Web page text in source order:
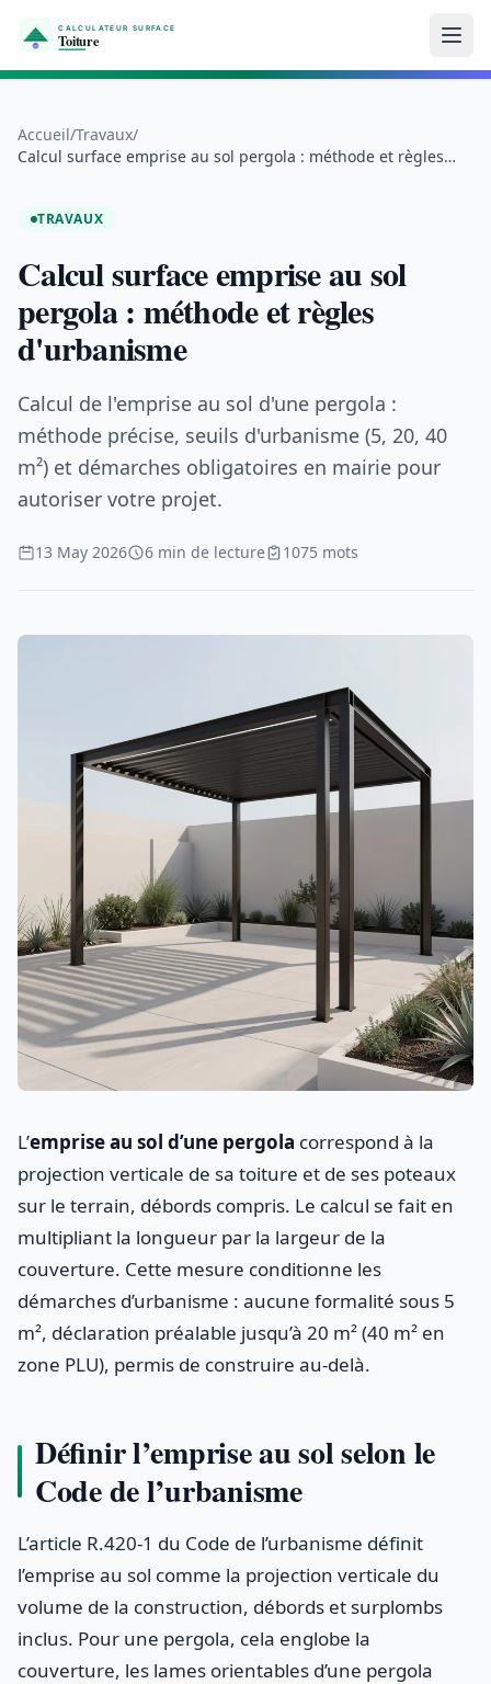
Accueil/Travaux/
Calcul surface emprise au sol pergola : méthode et règles
TRAVAUX
Calcul surface emprise au sol
pergola : méthode et règles
d'urbanisme
Calcul de l'emprise au sol d'une pergola :
méthode précise, seuils d'urbanisme (5, 20, 40
m²) et démarches obligatoires en mairie pour
autoriser votre projet.
13 May 2026 6 min de lecture 1075 mots
L’emprise au sol d’une pergola correspond à la
projection verticale de sa toiture et de ses poteaux
sur le terrain, débords compris. Le calcul se fait en
multipliant la longueur par la largeur de la
couverture. Cette mesure conditionne les
démarches d’urbanisme : aucune formalité sous 5
m², déclaration préalable jusqu’à 20 m² (40 m² en
zone PLU), permis de construire au-delà.
Définir l’emprise au sol selon le
Code de l’urbanisme
L’article R.420-1 du Code de l’urbanisme définit
l’emprise au sol comme la projection verticale du
volume de la construction, débords et surplombs
inclus. Pour une pergola, cela englobe la
couverture, les lames orientables d’une pergola